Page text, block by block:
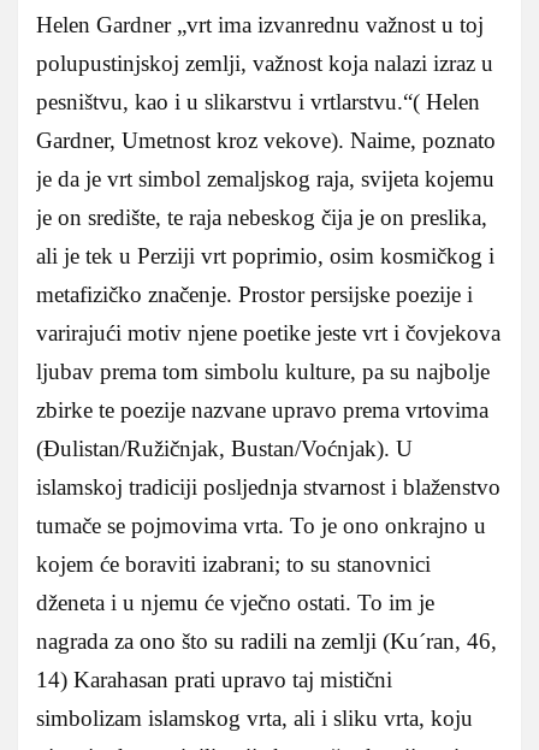
Helen Gardner „vrt ima izvanrednu važnost u toj
polupustinjskoj zemlji, važnost koja nalazi izraz u
pesništvu, kao i u slikarstvu i vrtlarstvu.“( Helen
Gardner, Umetnost kroz vekove). Naime, poznato
je da je vrt simbol zemaljskog raja, svijeta kojemu
je on središte, te raja nebeskog čija je on preslika,
ali je tek u Perziji vrt poprimio, osim kosmičkog i
metafizičko značenje. Prostor persijske poezije i
varirajući motiv njene poetike jeste vrt i čovjekova
ljubav prema tom simbolu kulture, pa su najbolje
zbirke te poezije nazvane upravo prema vrtovima
(Đulistan/Ružičnjak, Bustan/Voćnjak). U
islamskoj tradiciji posljednja stvarnost i blaženstvo
tumače se pojmovima vrta. To je ono onkrajno u
kojem će boraviti izabrani; to su stanovnici
dženeta i u njemu će vječno ostati. To im je
nagrada za ono što su radili na zemlji (Ku´ran, 46,
14) Karahasan prati upravo taj mistični
simbolizam islamskog vrta, ali i sliku vrta, koju